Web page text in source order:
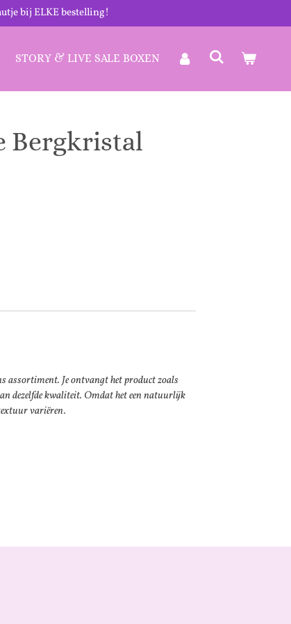
bij ELKE bestelling!
STORY & LIVE SALE BOXEN
Bergkristal
assortiment. Je ontvangt het product zoals
dezelfde kwaliteit. Omdat het een natuurlijk
variëren.